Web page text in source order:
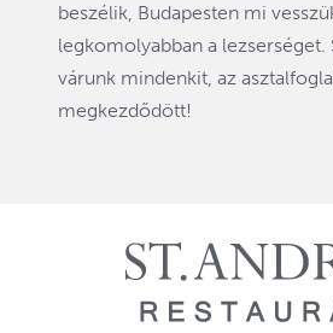
beszélik, Budapesten mi
legkomolyabban a lezserséget.
várunk mindenkit, az
megkezdődött!